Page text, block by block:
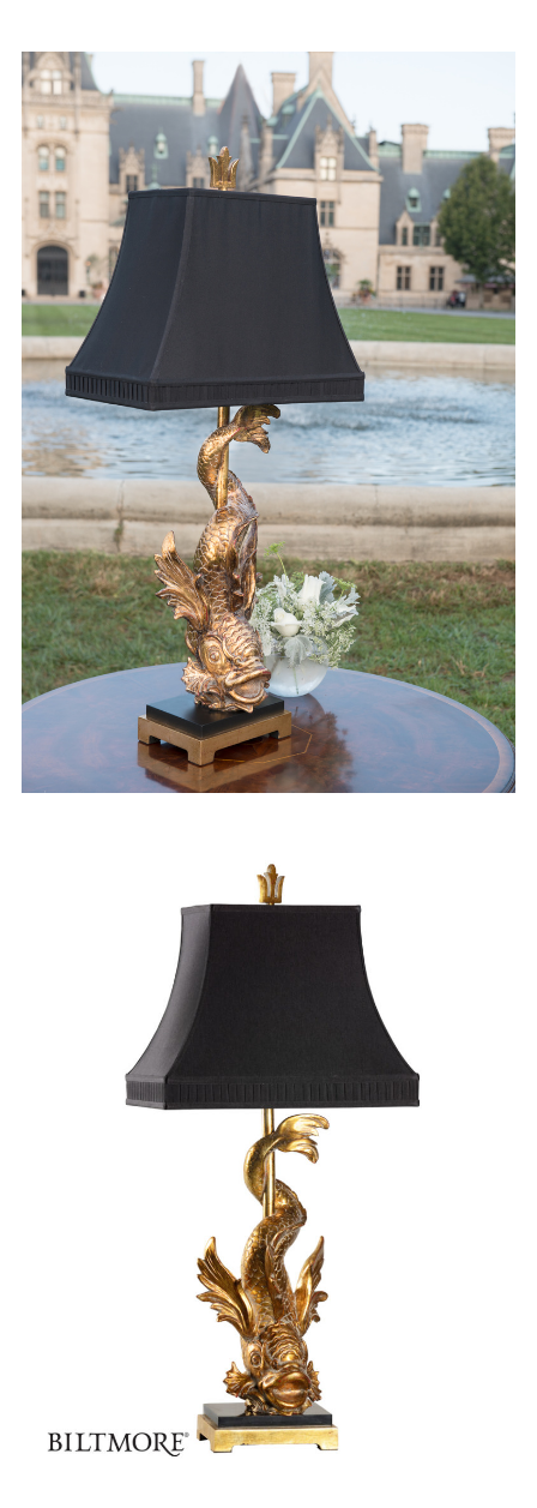
BRANDS
取り扱いブランド
PRODUCTS
製品紹介
COMPANY
会社概要
NEWS
ニュース
REPAIR
修理
CONTACT